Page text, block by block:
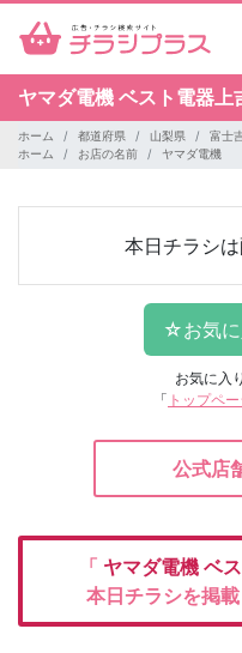
ヤマダ電機 ベスト電器上
ホーム 都道府県 山梨県
富士
ホーム
お店の名前 ヤマダ電機
本日チラシ
お気に入
「 トップペ
公式店
「 ヤマダ電機 ベ
本日チラシを掲